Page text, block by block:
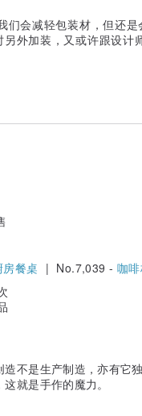
们会减轻包装材，但还
外加装，又或许跟设计
房餐桌 | No.7,039 -咖
造不是生产制造，亦有它
就是手作的魔力。